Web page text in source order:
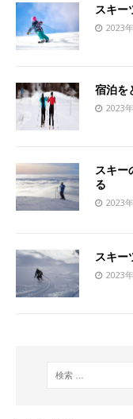
スキー
2023
宿泊を
2023
スキー
る
2023
スキー
2023